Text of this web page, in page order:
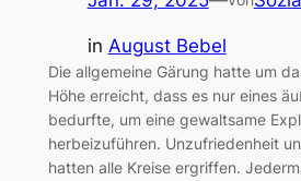
in August Bebel
Die allgemeine Gärung hatte um
Höhe erreicht, dass es nur eines
bedurfte, um eine gewaltsame
herbeizuführen. Unzufriedenheit
hatten alle Kreise ergriffen.